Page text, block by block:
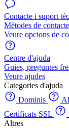
Contacte i suport
Mètodes de
Veure opcions de
Centre d'ajuda
Guies, preguntes
Veure ajudes
Categories d'ajuda
Dominis
Certificats SSL
Altres